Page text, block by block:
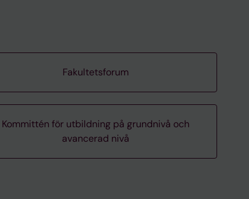
Fakultetsforum
Kommittén för utbildning på grundnivå och
avancerad nivå